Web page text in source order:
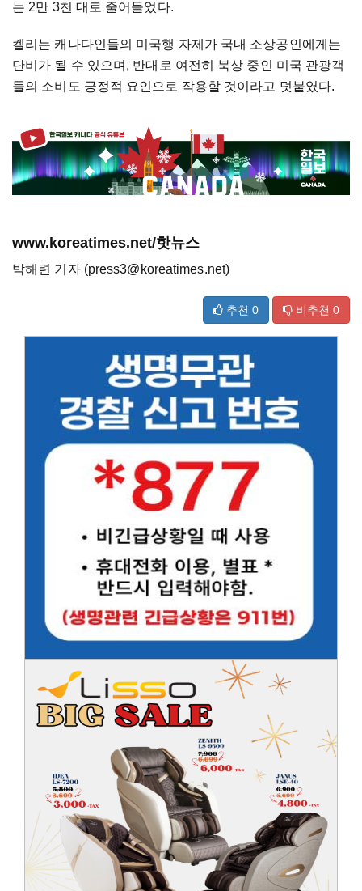
는 2만 3천 대로 줄어들었다.
켈리는 캐나다인들의 미국행 자제가 국내 소상공인에게는
단비가 될 수 있으며, 반대로 여전히 북상 중인 미국 관광객
들의 소비도 긍정적 요인으로 작용할 것이라고 덧붙였다.
www.koreatimes.net/핫뉴스
박해련 기자 (press3@koreatimes.net)
추천 0 비추천 0